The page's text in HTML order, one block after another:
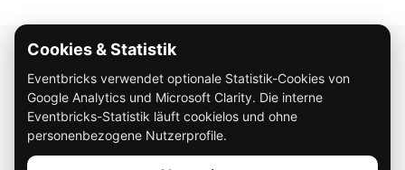
Über Eventbricks
So funktioniert Eventbricks
Impressum
Datenschutz
Cookies & Statistik
Eventbricks verwendet optionale Statistik-Cookies von
Google Analytics und Microsoft Clarity. Die interne
Eventbricks-Statistik läuft cookielos und ohne
personenbezogene Nutzerprofile.